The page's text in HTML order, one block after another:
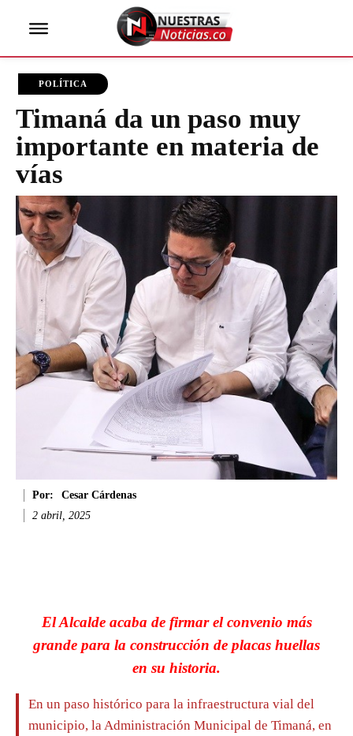
POLÍTICA
Timaná da un paso muy
importante en materia de
vías
Por:
Cesar Cárdenas
2 abril, 2025
El Alcalde acaba de firmar el convenio más
grande para la construcción de placas huellas
en su historia.
En un paso histórico para la infraestructura vial del
municipio, la Administración Municipal de Timaná, en